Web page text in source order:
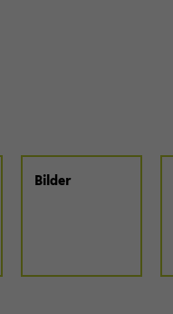
Bil­der